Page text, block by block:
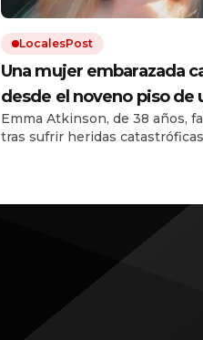
LocalesPost
Una mujer embarazada
desde el noveno piso de
edificio y murió, pero su
sobrevivió
Emma Atkinson, de 38 años,
tras sufrir heridas catastróficas
trágica caída.